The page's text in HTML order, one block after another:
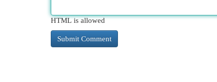
HTML is allowed